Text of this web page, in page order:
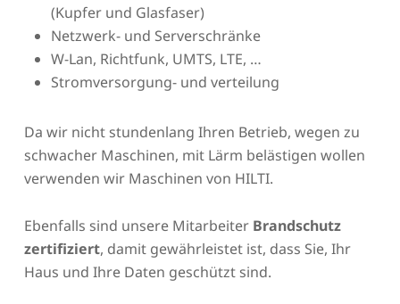
(Kupfer und Glasfaser)
Netzwerk- und Serverschränke
W-Lan, Richtfunk, UMTS, LTE, …
Stromversorgung- und verteilung
Da wir nicht stundenlang Ihren Betrieb, wegen zu
schwacher Maschinen, mit Lärm belästigen wollen
verwenden wir Maschinen von HILTI.
Ebenfalls sind unsere Mitarbeiter Brandschutz
zertifiziert, damit gewährleistet ist, dass Sie, Ihr
Haus und Ihre Daten geschützt sind.